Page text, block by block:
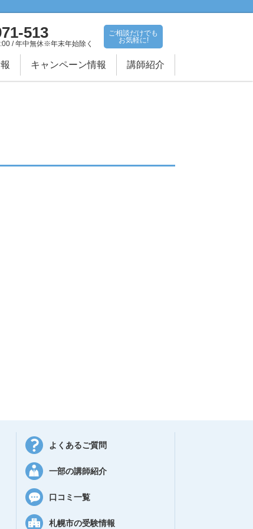
513
/ 年中無休※年末年始除く
ご相談だけでも
お気軽に!
キャンペーン情報 講師紹介
よくあるご質問
一部の講師紹介
口コミ一覧
札幌市の受験情報